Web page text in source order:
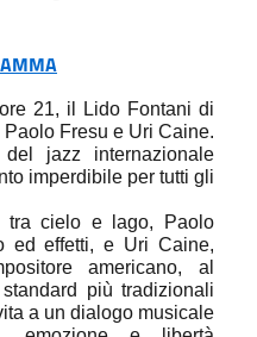
21, il Lido Fontani di
Fresu e Uri Caine.
jazz internazionale
imperdibile per tutti gli
tra cielo e lago, Paolo
ed effetti, e Uri Caine,
americano, al
più tradizionali
a un dialogo musicale